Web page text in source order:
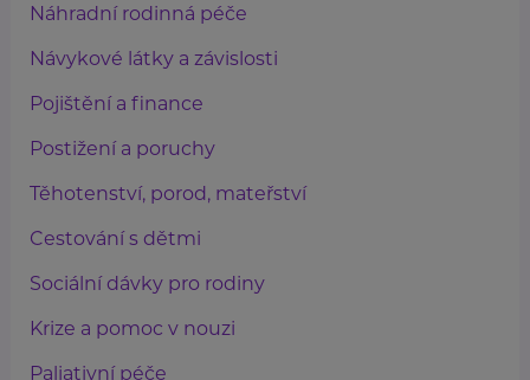
Náhradní rodinná péče
Návykové látky a závislosti
Pojištění a finance
Postižení a poruchy
Těhotenství, porod, mateřství
Cestování s dětmi
Sociální dávky pro rodiny
Krize a pomoc v nouzi
Paliativní péče